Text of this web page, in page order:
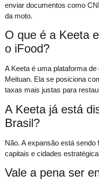
enviar documentos como
da moto.
O que é a Keeta
o iFood?
A Keeta é uma plataforma
Meituan. Ela se posiciona
taxas mais justas para
A Keeta já está
Brasil?
Não. A expansão está
capitais e cidades
Vale a pena ser